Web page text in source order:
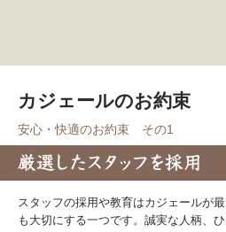
カジェールのお約束
安心・快適のお約束 その1
スタッフの採用や教育はカジェールが最
も大切にする一つです。誠実な人柄、ひ